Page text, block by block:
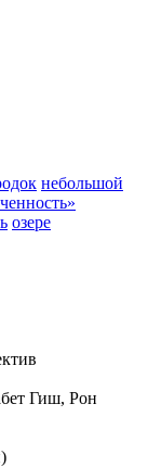
небольшой
озере
Гиш, Рон